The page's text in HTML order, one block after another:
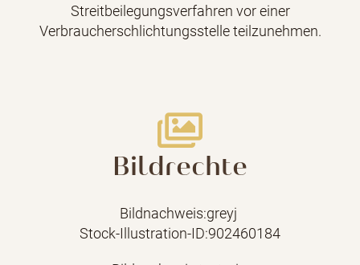
Streitbeilegungsverfahren vor einer
Verbraucherschlichtungsstelle teilzunehmen.
Bildrechte
Bildnachweis:greyj
Stock-Illustration-ID:902460184